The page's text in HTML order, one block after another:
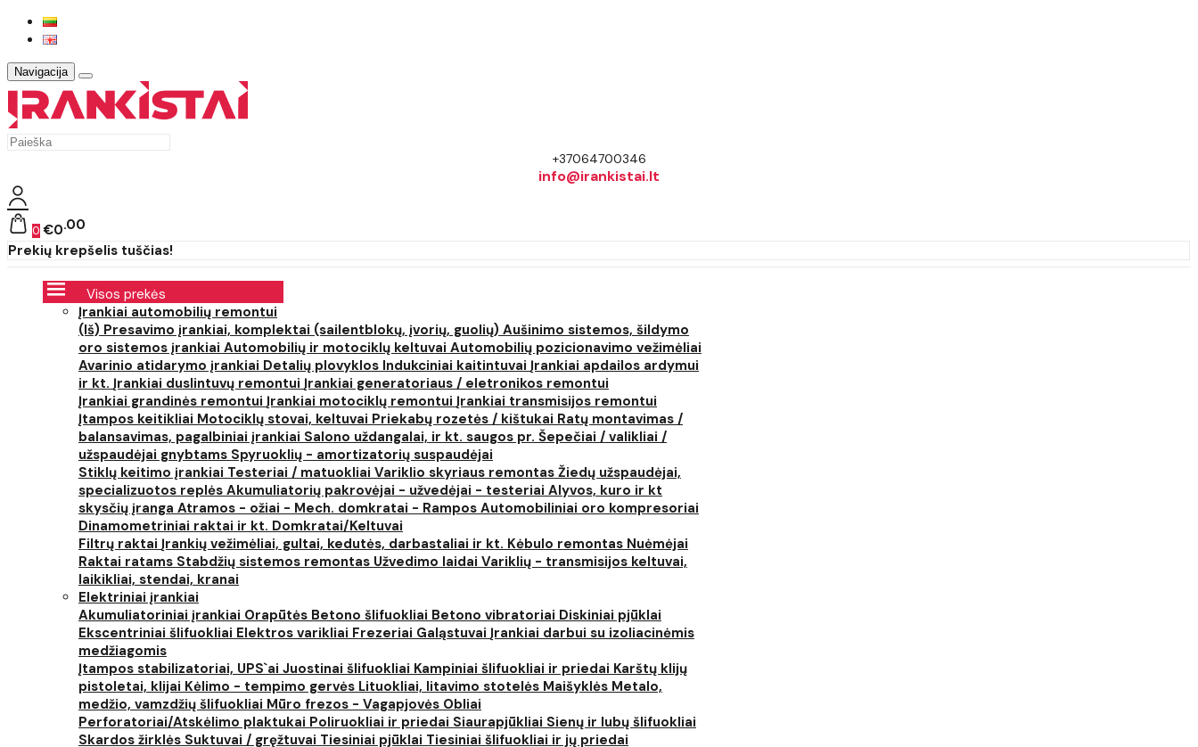
Navigacija
+37064700346
info@irankistai.lt
0 €0 00
Prekių krepšelis tuščias!
Visos prekės
Įrankiai automobilių remontui
(Iš) Presavimo įrankiai, komplektai (sailentblokų, įvorių, guolių) Aušinimo sistemos, šildymo
oro sistemos įrankiai Automobilių ir motociklų keltuvai Automobilių pozicionavimo vežimėliai
Avarinio atidarymo įrankiai Detalių plovyklos Indukciniai kaitintuvai Įrankiai apdailos ardymui
ir kt. Įrankiai duslintuvų remontui Įrankiai generatoriaus / eletronikos remontui
Įrankiai grandinės remontui Įrankiai motociklų remontui Įrankiai transmisijos remontui
Įtampos keitikliai Motociklų stovai, keltuvai Priekabų rozetės / kištukai Ratų montavimas /
balansavimas, pagalbiniai įrankiai Salono uždangalai, ir kt. saugos pr. Šepečiai / valikliai /
užspaudėjai gnybtams Spyruoklių - amortizatorių suspaudėjai
Stiklų keitimo įrankiai Testeriai / matuokliai Variklio skyriaus remontas Žiedų užspaudėjai,
specializuotos replės Akumuliatorių pakrovėjai - užvedėjai - testeriai Alyvos, kuro ir kt
skysčių įranga Atramos - ožiai - Mech. domkratai - Rampos Automobiliniai oro kompresoriai
Dinamometriniai raktai ir kt. Domkratai/Keltuvai
Filtrų raktai Įrankių vežimėliai, gultai, kedutės, darbastaliai ir kt. Kėbulo remontas Nuėmėjai
Raktai ratams Stabdžių sistemos remontas Užvedimo laidai Variklių - transmisijos keltuvai,
laikikliai, stendai, kranai
Elektriniai įrankiai
Akumuliatoriniai įrankiai Orapūtės Betono šlifuokliai Betono vibratoriai Diskiniai pjūklai
Ekscentriniai šlifuokliai Elektros varikliai Frezeriai Galąstuvai Įrankiai darbui su izoliacinėmis
medžiagomis
Įtampos stabilizatoriai, UPS`ai Juostinai šlifuokliai Kampiniai šlifuokliai ir priedai Karštų klijų
pistoletai, klijai Kėlimo - tempimo gervės Lituokliai, litavimo stotelės Maišyklės Metalo,
medžio, vamzdžių šlifuokliai Mūro frezos - Vagapjovės Obliai
Perforatoriai/Atskėlimo plaktukai Poliruokliai ir priedai Siaurapjūkliai Sienų ir lubų šlifuokliai
Skardos žirklės Suktuvai / gręžtuvai Tiesiniai pjūklai Tiesiniai šlifuokliai ir jų priedai